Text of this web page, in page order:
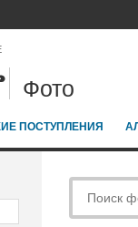
Фото
ПОСТУПЛЕНИЯ